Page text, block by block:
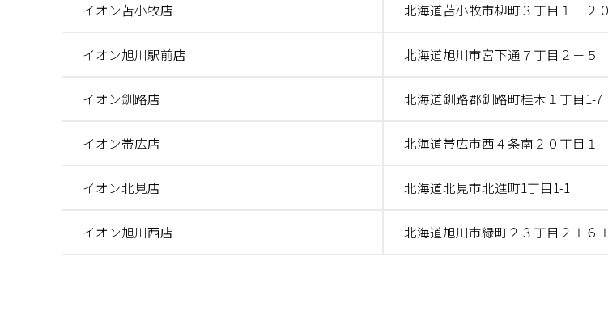
イオン苫小牧店 北海道苫小牧市柳町３丁目１－２０
イオン旭川駅前店 北海道旭川市宮下通７丁目２－５
イオン釧路店 北海道釧路郡釧路町桂木１丁目1-7
イオン帯広店 北海道帯広市西４条南２０丁目１
イオン北見店 北海道北見市北進町1丁目1-1
イオン旭川西店 北海道旭川市緑町２３丁目２１６